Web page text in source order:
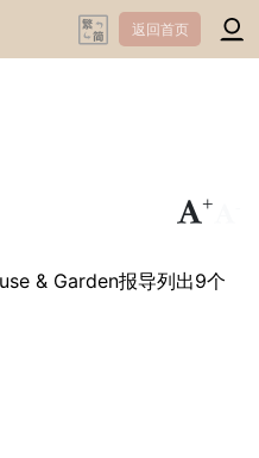
返回首页
+
& Garden报导列出9个